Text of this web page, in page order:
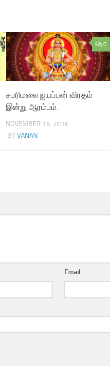
0
சபரிமலை ஐயப்பன் விரதம்
இன்று ஆரம்பம்.
NOVEMBER 16, 2016
BYVANAN
Email